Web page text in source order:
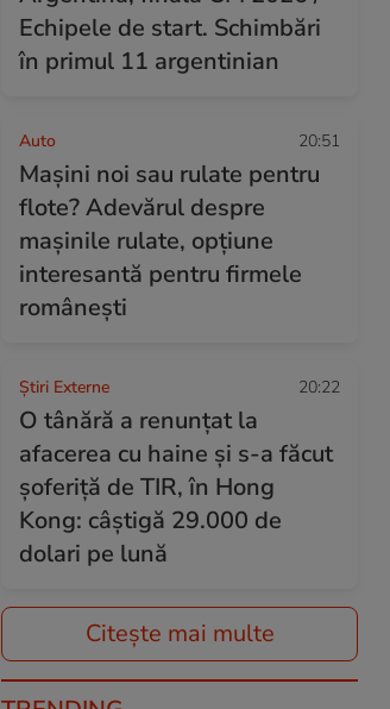
Echipele de start. Schimbări
în primul 11 argentinian
Auto 20:51
Mașini noi sau rulate pentru
flote? Adevărul despre
mașinile rulate, opțiune
interesantă pentru firmele
românești
Știri Externe 20:22
O tânără a renunțat la
afacerea cu haine și s-a făcut
șoferiță de TIR, în Hong
Kong: câștigă 29.000 de
dolari pe lună
Citește mai multe